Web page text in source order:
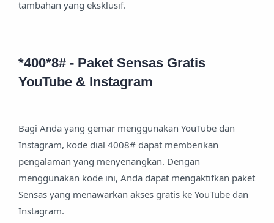
tambahan yang eksklusif.
*400*8# - Paket Sensas Gratis
YouTube & Instagram
Bagi Anda yang gemar menggunakan YouTube dan
Instagram, kode dial 4008# dapat memberikan
pengalaman yang menyenangkan. Dengan
menggunakan kode ini, Anda dapat mengaktifkan paket
Sensas yang menawarkan akses gratis ke YouTube dan
Instagram.